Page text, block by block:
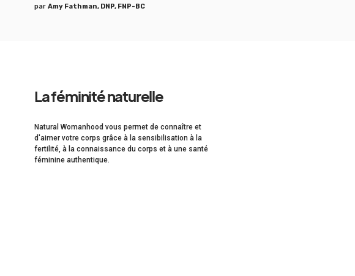
par Amy Fathman, DNP, FNP-BC
La féminité naturelle
Natural Womanhood vous permet de connaître et
d'aimer votre corps grâce à la sensibilisation à la
fertilité, à la connaissance du corps et à une santé
féminine authentique.